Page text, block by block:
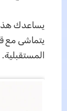
يساعدك
يتماشى مع
المستقبلية.